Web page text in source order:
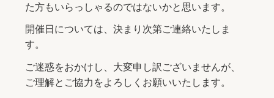
た方もいらっしゃるのではないかと思います。
開催日については、決まり次第ご連絡いたしま
す。
ご迷惑をおかけし、大変申し訳ございませんが、
ご理解とご協力をよろしくお願いいたします。